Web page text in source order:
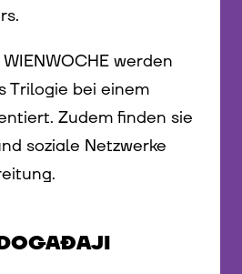
werden
Trilogie bei einem
Zudem finden sie
soziale Netzwerke